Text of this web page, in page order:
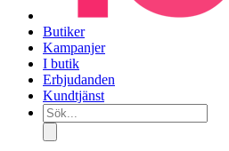
Butiker
Kampanjer
I butik
Erbjudanden
Kundtjänst
Sök...